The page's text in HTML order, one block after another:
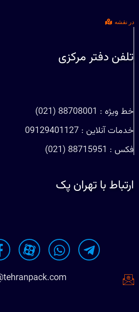
در نقشه
تلفن دفتر مرکزی
خط ویژه : 88708001 (021)
خدمات آنلاین : 09129401127
فکس : 88715951 (021)
ارتباط با تهران پک